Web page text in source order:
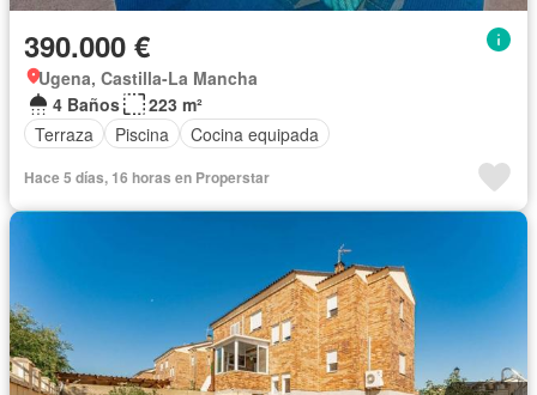
390.000 €
Ugena, Castilla-La Mancha
4 Baños
223 m²
Terraza
Piscina Cocina equipada
Hace 5 días, 16 horas en Properstar